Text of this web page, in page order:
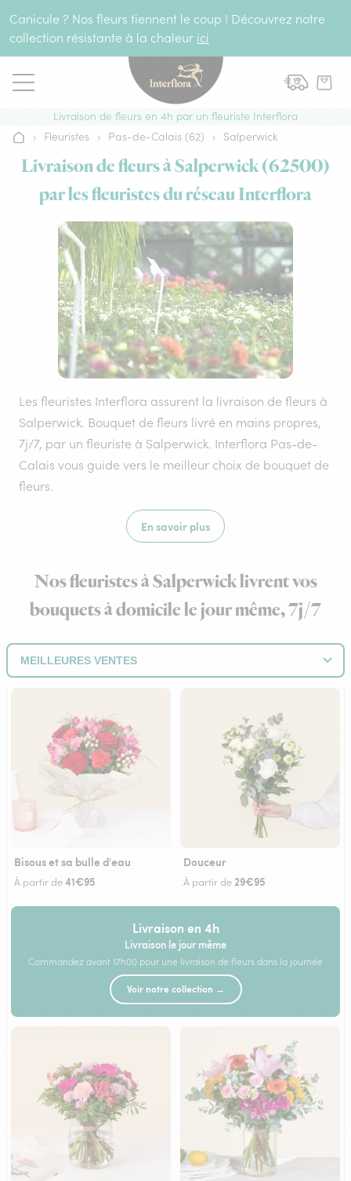
Canicule ? Nos fleurs tiennent le coup ! Découvrez notre
collection résistante à la chaleur ici
Livraison de fleurs en 4h par un fleuriste Interflora
Accueil
› Fleuristes › Pas-de-Calais (62) › Salperwick
Livraison de fleurs à Salperwick (62500)
par les fleuristes du réseau Interflora
Les fleuristes Interflora assurent la livraison de fleurs à
Salperwick. Bouquet de fleurs livré en mains propres,
7j/7, par un fleuriste à Salperwick. Interflora Pas-de-
Calais vous guide vers le meilleur choix de bouquet de
fleurs.
En savoir plus
Nos fleuristes à Salperwick livrent vos
bouquets à domicile le jour même, 7j/7
Bisous et sa bulle d'eau
À partir de41€95
Douceur
À partir de29€95
Livraison en 4h
Livraison le jour même
Commandez avant 17h00 pour une livraison de fleurs dans la journée
Voir notre collection →